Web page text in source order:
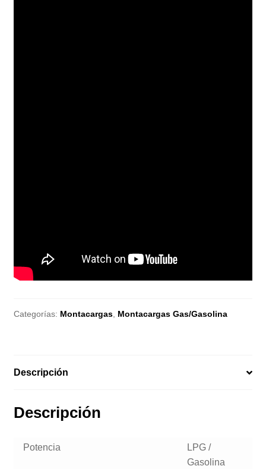
Categorías: Montacargas, Montacargas Gas/Gasolina
Descripción
Descripción
Potencia
LPG /
Gasolina